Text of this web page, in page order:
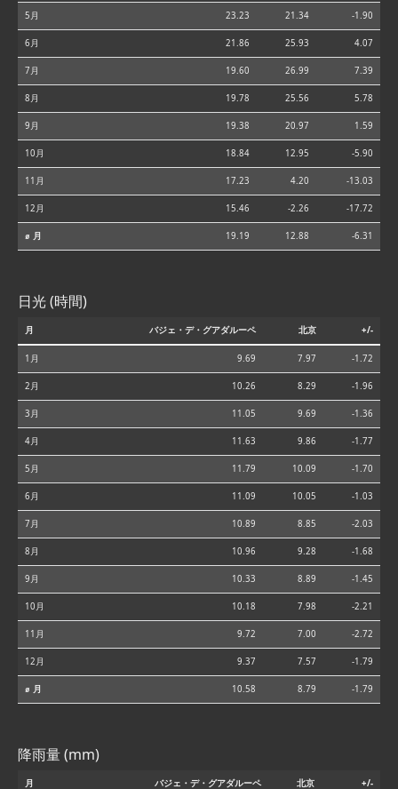
5月 23.23 21.34 -1.90
6月 21.86 25.93 4.07
7月 19.60 26.99 7.39
8月 19.78 25.56 5.78
9月 19.38 20.97 1.59
10月 18.84 12.95 -5.90
11月 17.23 4.20 -13.03
12月 15.46 -2.26 -17.72
⌀ 月 19.19 12.88 -6.31
日光 (時間)
月 バジェ・デ・グアダルーペ 北京 +/-
1月 9.69 7.97 -1.72
2月 10.26 8.29 -1.96
3月 11.05 9.69 -1.36
4月 11.63 9.86 -1.77
5月 11.79 10.09 -1.70
6月 11.09 10.05 -1.03
7月 10.89 8.85 -2.03
8月 10.96 9.28 -1.68
9月 10.33 8.89 -1.45
10月 10.18 7.98 -2.21
11月 9.72 7.00 -2.72
12月 9.37 7.57 -1.79
⌀ 月 10.58 8.79 -1.79
降雨量 (mm)
月 バジェ・デ・グアダルーペ 北京 +/-